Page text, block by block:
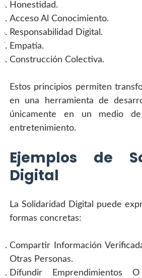
Honestidad.
Acceso Al Conocimiento.
Responsabilidad Digital.
Empatía.
Construcción Colectiva.
Estos principios permiten
en una herramienta de
únicamente en un medio
entretenimiento.
Ejemplos de
Digital
La Solidaridad Digital puede
formas concretas:
Compartir Información
Otras Personas.
Difundir Emprendimientos